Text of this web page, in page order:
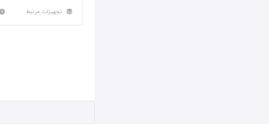
تجهیزات مرتبط